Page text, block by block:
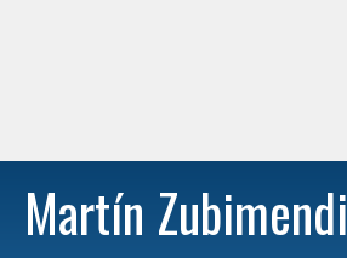
Martín Zubimendi